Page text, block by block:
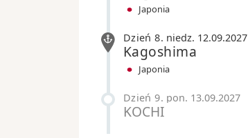
Japonia
Dzień 8. niedz. 12.09.2027
Kagoshima
Japonia
Dzień 9. pon. 13.09.2027
KOCHI